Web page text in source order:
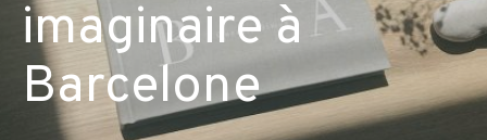
imaginaire à
Barcelone